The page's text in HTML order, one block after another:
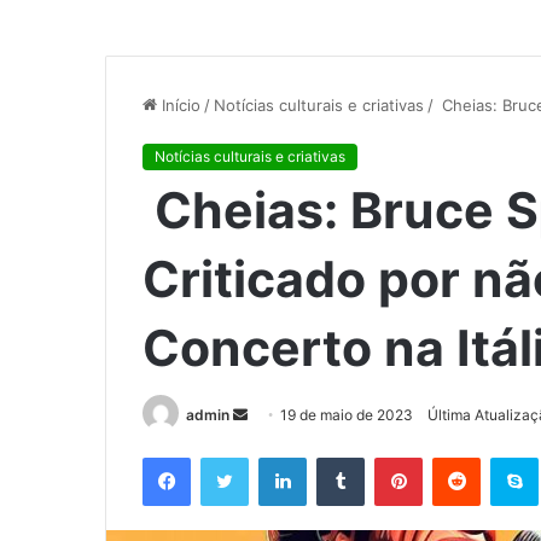
Início / Notícias culturais e criativas / Cheias:
Notícias culturais e criativas
Cheias: Bruce
Criticado por
Concerto na
admin
d
e
19 de maio de 2023 Última